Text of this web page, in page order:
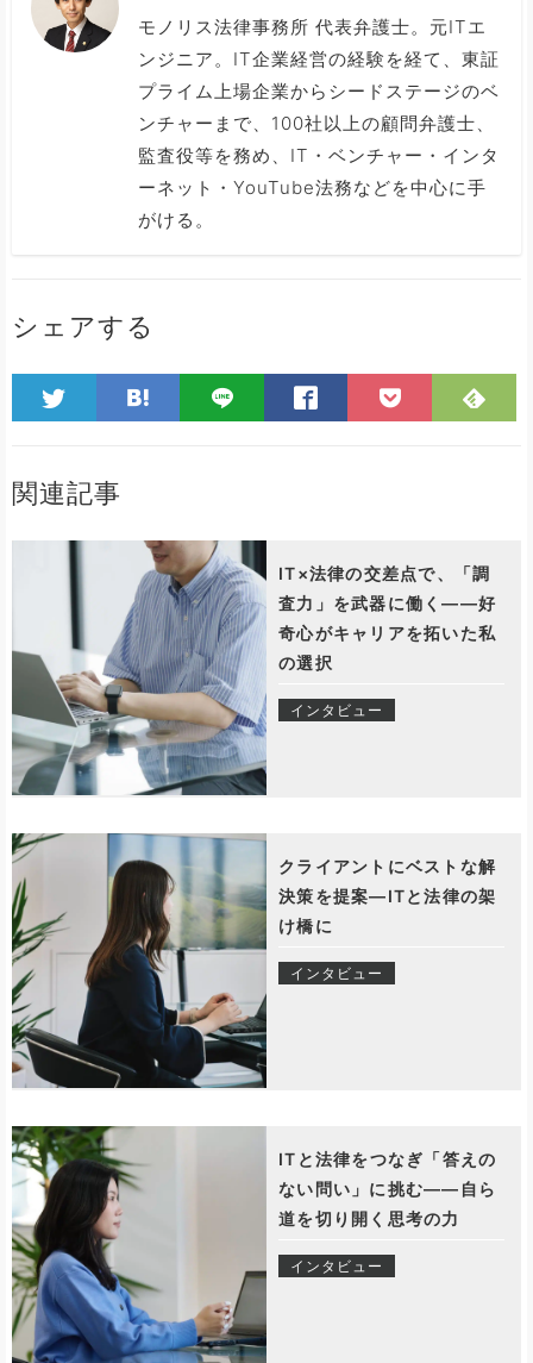
モノリス法律事務所 代表弁護士。元ITエ
ンジニア。IT企業経営の経験を経て、東証
プライム上場企業からシードステージのベ
ンチャーまで、100社以上の顧問弁護士、
監査役等を務め、IT・ベンチャー・インタ
ーネット・YouTube法務などを中心に手
がける。
シェアする
関連記事
IT×法律の交差点で、「調
査力」を武器に働く――好
奇心がキャリアを拓いた私
の選択
インタビュー
クライアントにベストな解
決策を提案—ITと法律の架
け橋に
インタビュー
ITと法律をつなぎ「答えの
ない問い」に挑む——自ら
道を切り開く思考の力
インタビュー